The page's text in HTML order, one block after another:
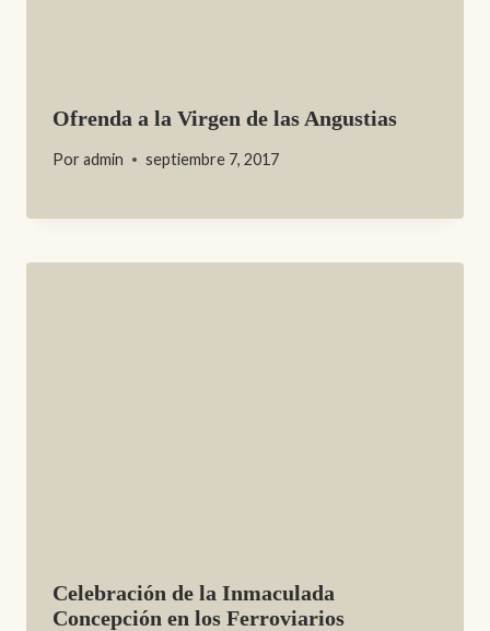
Ofrenda a la Virgen de las Angustias
Por admin septiembre 7, 2017
Celebración de la Inmaculada
Concepción en los Ferroviarios